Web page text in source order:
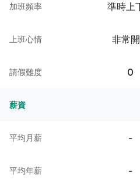
加班頻率 準時上
上班心情 非常
請假難度 0
薪資
平均月薪 -
平均年薪 -